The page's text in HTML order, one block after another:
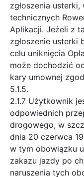
zgłoszenia
technicznych
Aplikacji. Jeżeli z
zgłoszenie usterki
celu uniknięcia
może dochodzić
kary umownej
5.1.5.
2.1.7 Użytkownik
odpowiednich
drogowego, w
dnia 20 czerwca
w tym obowiązku
zakazu jazdy po
naruszenia tych